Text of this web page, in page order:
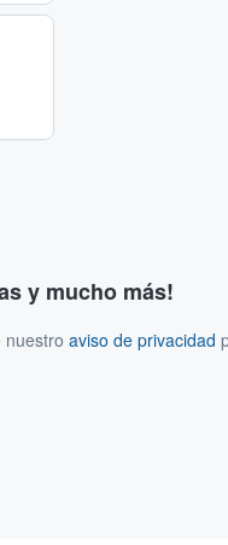
y mucho más!
nuestro aviso de privacidad